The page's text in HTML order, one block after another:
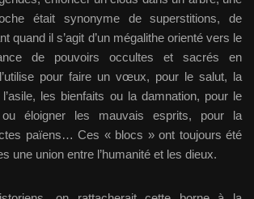
était synonyme de superstitions, de
quand il s’agit d’un mégalithe orienté vers le
de pouvoirs occultes et sacrés en
pour faire un vœux, pour le salut, la
l’asile, les bienfaits ou la damnation, pour le
ou éloigner les mauvais esprits, pour la
païens… Ces « blocs » ont toujours été
une union entre l’humanité et les dieux.